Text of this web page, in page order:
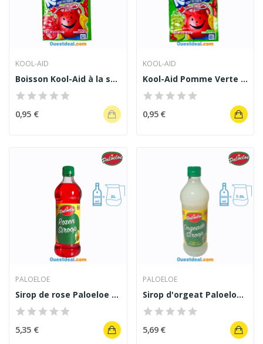
KOOL-AID
Boisson Kool-Aid à la saveur Fraise Kiwi 4.8 g
0,95 €
KOOL-AID
Kool-Aid Pomme Verte Green Apple- Sachet 6,3 g
0,95 €
PALOELOE
Sirop de rose Paloeloe 500 ml
5,35 €
PALOELOE
Sirop d'orgeat Paloeloe saveurs d'amande 500 ml
5,69 €